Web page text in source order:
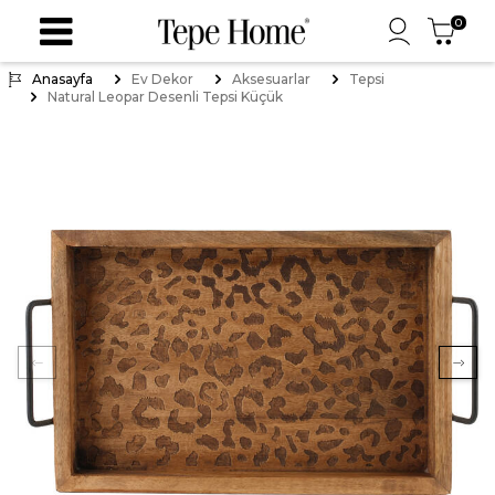
0
Anasayfa Ev Dekor Aksesuarlar
Tepsi
Natural Leopar Desenli Tepsi Küçük